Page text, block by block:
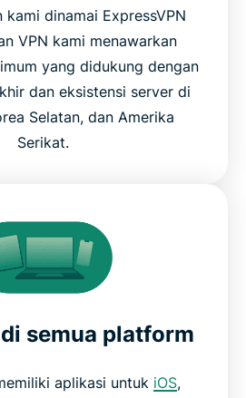
kami dinamai ExpressVPN
VPN kami menawarkan
yang didukung dengan
dan eksistensi server di
Selatan, dan Amerika
Serikat.
semua platform
aplikasi untuk iOS,